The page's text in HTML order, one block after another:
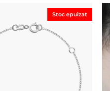
Stoc epuizat